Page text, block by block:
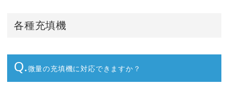
各種充填機
Q.微量の充填機に対応できますか？